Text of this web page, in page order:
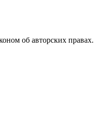
об авторских правах.